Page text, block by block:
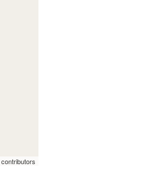
contributors